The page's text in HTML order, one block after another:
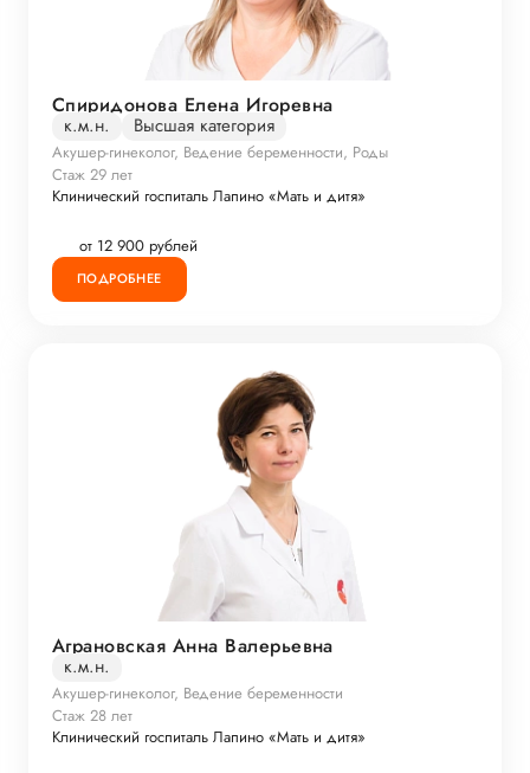
Спиридонова Елена Игоревна
к.м.н. Высшая категория
Акушер-гинеколог, Ведение беременности, Роды
Стаж 29 лет
Клинический госпиталь Лапино «Мать и дитя»
от 12 900 рублей
ПОДРОБНЕЕ
Аграновская Анна Валерьевна
к.м.н.
Акушер-гинеколог, Ведение беременности
Стаж 28 лет
Клинический госпиталь Лапино «Мать и дитя»